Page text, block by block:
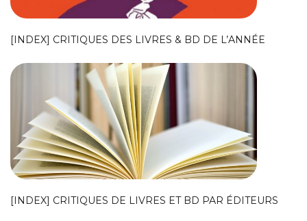
[INDEX] CRITIQUES DES LIVRES & BD DE L’ANNÉE
[INDEX] CRITIQUES DE LIVRES ET BD PAR ÉDITEURS